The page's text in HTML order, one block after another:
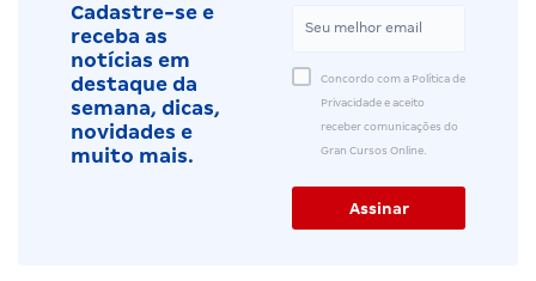
Cadastre-se e
receba as
notícias em
destaque da
semana, dicas,
novidades e
muito mais.
Concordo com a Política de
Privacidade e aceito
receber comunicações do
Gran Cursos Online.